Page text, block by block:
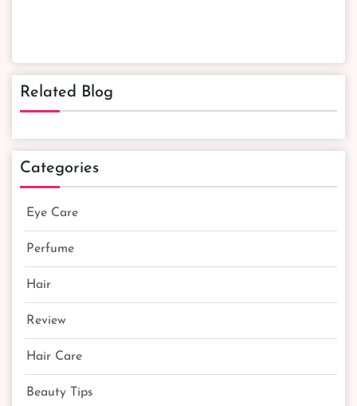
Related Blog
Categories
Eye Care
Perfume
Hair
Review
Hair Care
Beauty Tips